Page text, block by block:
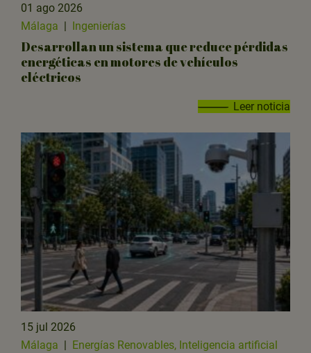
01 ago 2026
Málaga | Ingenierías
Desarrollan un sistema que reduce pérdidas
energéticas en motores de vehículos
eléctricos
Leer noticia
15 jul 2026
Málaga
Energías Renovables, Inteligencia artificial